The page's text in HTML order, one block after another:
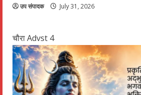
उप संपादक July 31, 2026
चौरा Advst 4